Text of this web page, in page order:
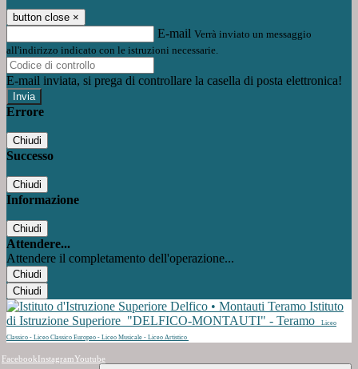
button close ×
E-mail Verrà inviato un messaggio
all'indirizzo indicato con le istruzioni necessarie.
E-mail inviata, si prega di controllare la casella di posta elettronica!
Errore
Chiudi
Successo
Chiudi
Informazione
Chiudi
Attendere...
Attendere il completamento dell'operazione...
Chiudi
Chiudi
Istituto
di Istruzione Superiore "DELFICO-MONTAUTI" - Teramo
Liceo
Classico - Liceo Classico Europeo - Liceo Musicale - Liceo Artistico
Facebook InstagramYoutube